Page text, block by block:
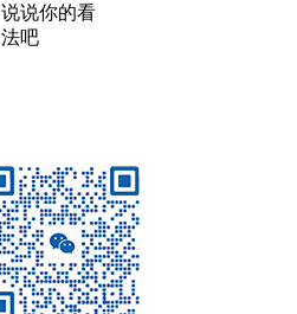
说说你的看
法吧